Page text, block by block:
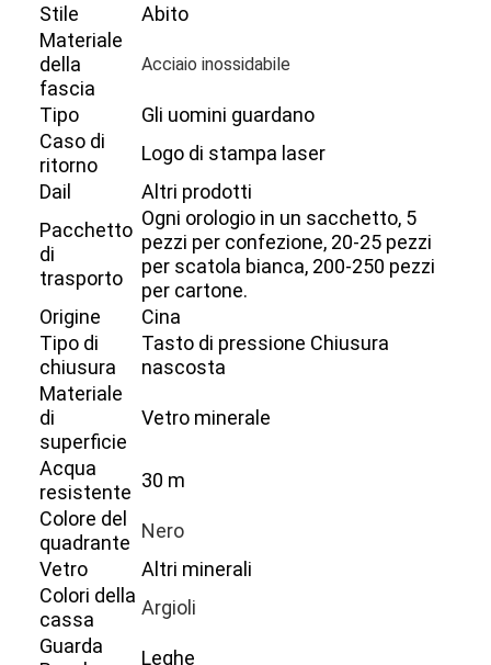
Prodotti
Chi Siamo
Stile
Abito
Materiale
della
fascia
Acciaio inossidabile
Tipo
Gli uomini guardano
Caso di
ritorno
Logo di stampa laser
Dail
Altri prodotti
Pacchetto
di
trasporto
Ogni orologio in un sacchetto, 5
pezzi per confezione, 20-25 pezzi
per scatola bianca, 200-250 pezzi
per cartone.
Origine
Cina
Tipo di
chiusura
Tasto di pressione Chiusura
nascosta
Materiale
di
superficie
Vetro minerale
Acqua
resistente
30 m
Colore del
quadrante
Nero
Vetro
Altri minerali
Colori della
cassa
Argioli
Guarda
Leghe